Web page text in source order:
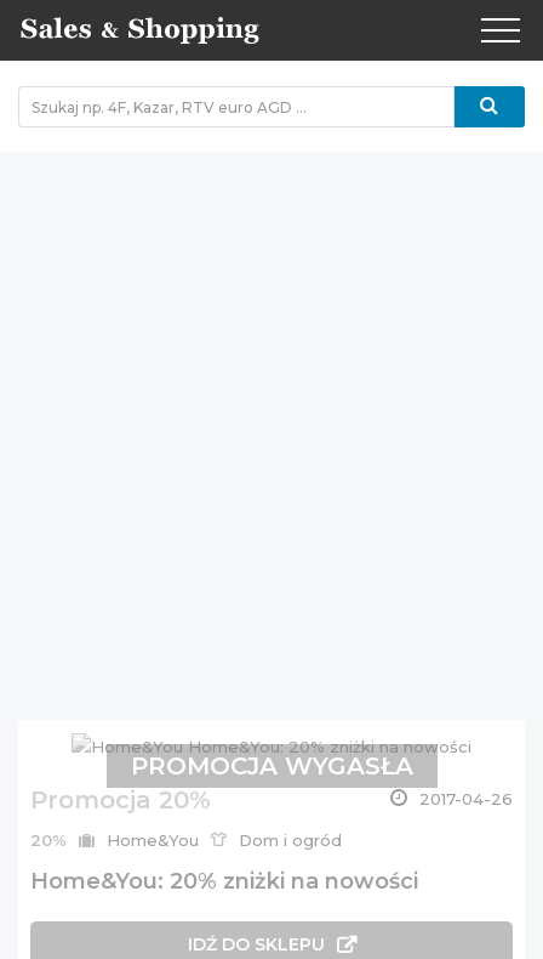
Promocja 20% 2017-04-26
20% Home&You Dom i ogród
Home&You: 20% zniżki na nowości
IDŹ DO SKLEPU
PROMOCJA WYGASŁA